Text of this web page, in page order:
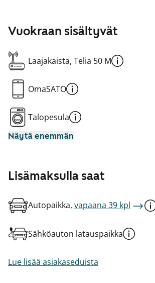
Vuokraan sisältyvät
Laajakaista, Telia 50 M
OmaSATO
Talopesula
Näytä enemmän
Lisämaksulla saat
Autopaikka, vapaana 39 kpl
Sähköauton latauspaikka
Lue lisää asiakaseduista